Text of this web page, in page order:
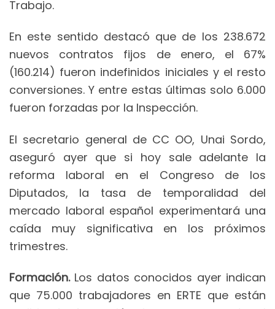
Trabajo.
En este sentido destacó que de los 238.672
nuevos contratos fijos de enero, el 67%
(160.214) fueron indefinidos iniciales y el resto
conversiones. Y entre estas últimas solo 6.000
fueron forzadas por la Inspección.
El secretario general de CC OO, Unai Sordo,
aseguró ayer que si hoy sale adelante la
reforma laboral en el Congreso de los
Diputados, la tasa de temporalidad del
mercado laboral español experimentará una
caída muy significativa en los próximos
trimestres.
Formación.Los datos conocidos ayer indican
que 75.000 trabajadores en ERTE que están